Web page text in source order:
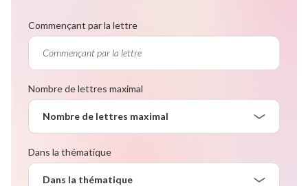
Commençant par la lettre
Nombre de lettres maximal
Nombre de lettres maximal
Dans la thématique
Dans la thématique